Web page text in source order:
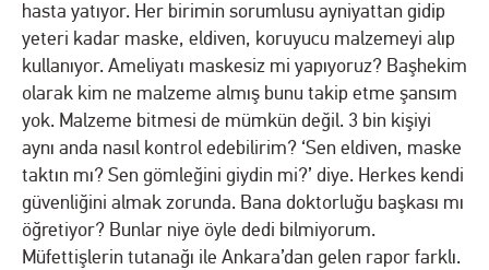
hasta yatıyor. Her birimin sorumlusu ayniyattan gidip
yeteri kadar maske, eldiven, koruyucu malzemeyi alıp
kullanıyor. Ameliyatı maskesiz mi yapıyoruz? Başhekim
olarak kim ne malzeme almış bunu takip etme şansım
yok. Malzeme bitmesi de mümkün değil. 3 bin kişiyi
aynı anda nasıl kontrol edebilirim? ‘Sen eldiven, maske
taktın mı? Sen gömleğini giydin mi?’ diye. Herkes kendi
güvenliğini almak zorunda. Bana doktorluğu başkası mı
öğretiyor? Bunlar niye öyle dedi bilmiyorum.
Müfettişlerin tutanağı ile Ankara’dan gelen rapor farklı.